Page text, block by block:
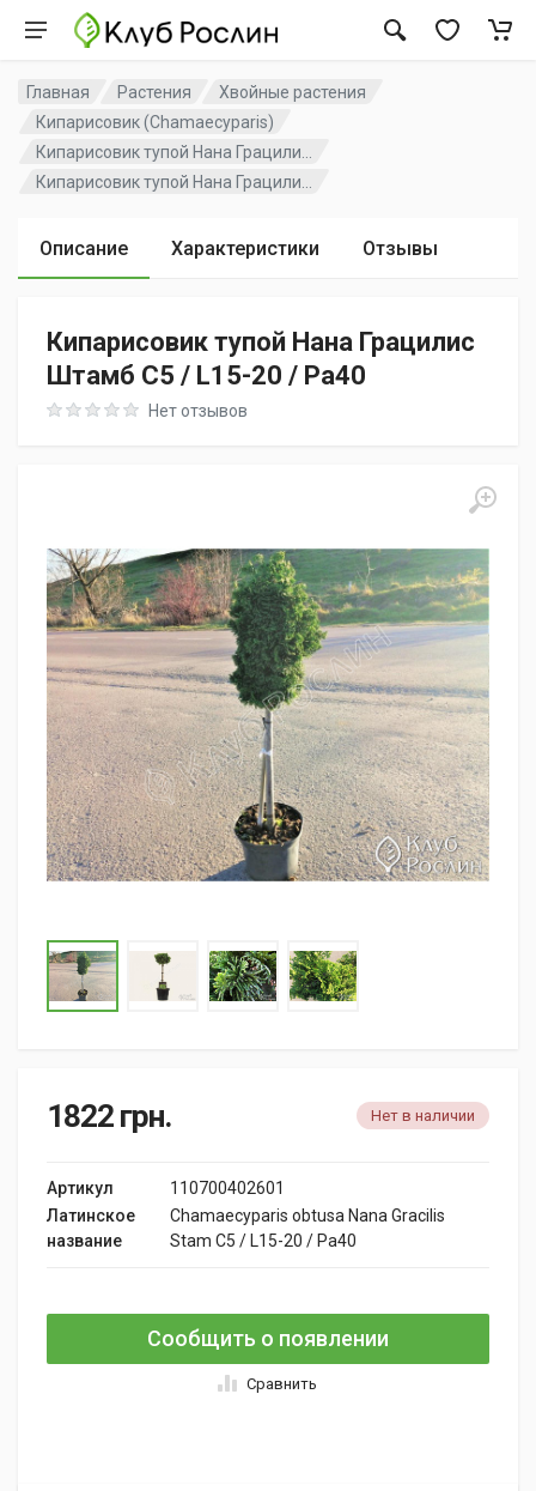
Главная Растения
Хвойные растения
Кипарисовик (Chamaecyparis)
Кипарисовик тупой Нана Грацили...
Кипарисовик тупой Нана Грацили...
Описание Характеристики Отзывы
Кипарисовик тупой Нана Грацилис
Штамб C5 / L15-20 / Pa40
Rating: 0 out of 5Нет отзывов
1822 грн. Нет в наличии
Артикул
110700402601
Латинское
название
Chamaecyparis obtusa Nana Gracilis
Stam C5 / L15-20 / Pa40
Сообщить о появлении
Сравнить